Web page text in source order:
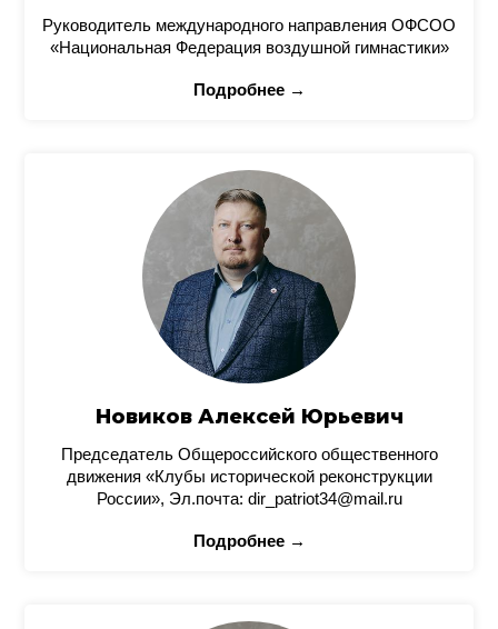
Руководитель международного направления ОФСОО
«Национальная Федерация воздушной гимнастики»
Подробнее →
Новиков Алексей Юрьевич
Председатель Общероссийского общественного
движения «Клубы исторической реконструкции
России», Эл.почта: dir_patriot34@mail.ru
Подробнее →